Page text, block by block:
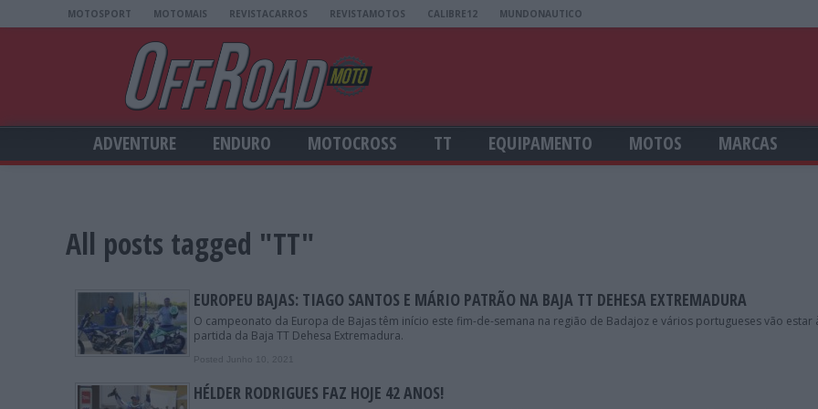
MOTOSPORT MOTOMAIS REVISTACARROS REVISTAMOTOS CALIBRE12 MUNDONAUTICO
ADVENTURE ENDURO MOTOCROSS TT EQUIPAMENTO MOTOS MARCAS
All posts tagged "TT"
EUROPEU BAJAS: TIAGO SANTOS E MÁRIO PATRÃO NA BAJA TT DEHESA EXTREMADURA
O campeonato da Europa de Bajas têm início este fim-de-semana na região de Badajoz e vários portugueses vão estar
partida da Baja TT Dehesa Extremadura.
Posted Junho 10, 2021
HÉLDER RODRIGUES FAZ HOJE 42 ANOS!